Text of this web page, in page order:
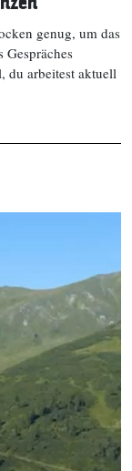
genug, um das
du arbeitest aktuell